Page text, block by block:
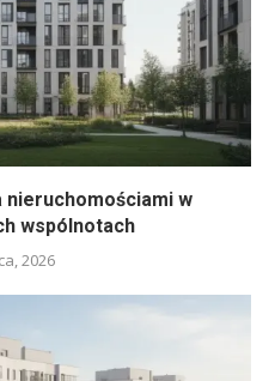
nieruchomościami w
wspólnotach
2026